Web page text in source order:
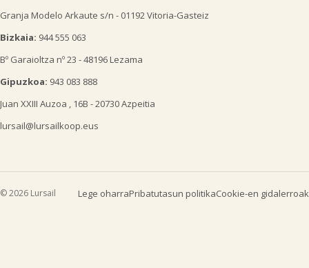
Granja Modelo Arkaute s/n - 01192 Vitoria-Gasteiz
Bizkaia: 944 555 063
Bº Garaioltza nº 23 - 48196 Lezama
Gipuzkoa: 943 083 888
Juan XXIII Auzoa , 16B - 20730 Azpeitia
lursail@lursailkoop.eus
© 2026 Lursail Lege oharraPribatutasun politikaCookie-en gidalerroak